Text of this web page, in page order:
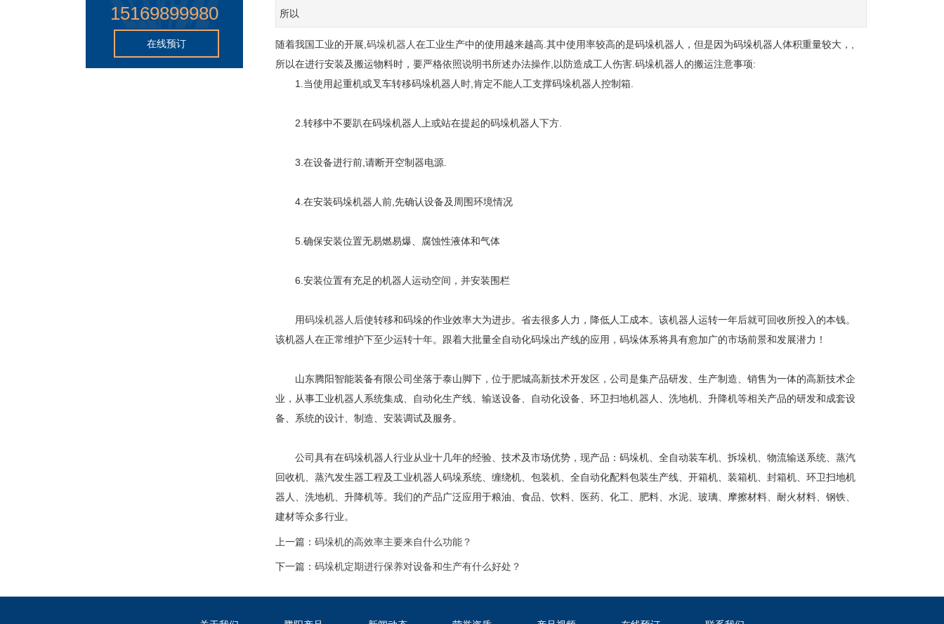
15169899980
在线预订
所以
随着我国工业的开展, 码垛机器人在工业生产中的使用越来越高.其中使用率较高的是码垛机器人，但是因为码垛机器人体积重量较大，,
所以在进行安装及搬运物料时，要严格依照说明书所述办法操作,以防造成工人伤害.码垛机器人的搬运注意事项:
1.当使用起重机或叉车转移码垛机器人时,肯定不能人工支撑码垛机器人控制箱.
2.转移中不要趴在码垛机器人上或站在提起的码垛机器人下方.
3.在设备进行前,请断开空制器电源.
4.在安装码垛机器人前,先确认设备及周围环境情况
5.确保安装位置无易燃易爆、腐蚀性液体和气体
6.安装位置有充足的机器人运动空间，并安装围栏
用码垛机器人 后使转移和码垛的作业效率大为进步。省去很多人力，降低人工成本。该机器人运转一年后就可回收所投入的本钱。
该机器人在正常维护下至少运转十年。跟着大批量全自动化码垛出产线的应用，码垛体系将具有愈加广的市场前景和发展潜力！
山东腾阳智能装备有限公司坐落于泰山脚下，位于肥城高新技术开发区，公司是集产品研发、生产制造、销售为一体的高新技术企
业，从事工业机器人系统集成、自动化生产线、输送设备、自动化设备、环卫扫地机器人、洗地机、升降机等相关产品的研发和成套设
备、系统的设计、制造、安装调试及服务。
公司具有在码垛机器人行业从业十几年的经验、技术及市场优势，现产品：码垛机、全自动装车机、拆垛机、物流输送系统、蒸汽
回收机、蒸汽发生器工程及工业机器人码垛系统、缠绕机、包装机、全自动化配料包装生产线、开箱机、装箱机、封箱机、环卫扫地机
器人、洗地机、升降机等。我们的产品广泛应用于粮油、食品、饮料、医药、化工、肥料、水泥、玻璃、摩擦材料、耐火材料、钢铁、
建材等众多行业。
上一篇： 码垛机的高效率主要来自什么功能？
下一篇： 码垛机定期进行保养对设备和生产有什么好处？